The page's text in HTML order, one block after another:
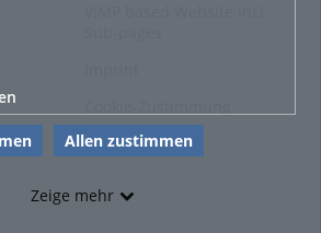
Allen zustimmen
Zeige mehr